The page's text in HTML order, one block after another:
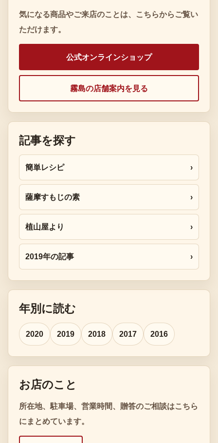
気になる商品やご来店のことは、こちらからご覧い
ただけます。
公式オンラインショップ
霧島の店舗案内を見る
記事を探す
簡単レシピ ›
薩摩すもじの素 ›
植山屋より ›
2019年の記事 ›
年別に読む
2020 2019 2018 2017 2016
お店のこと
所在地、駐車場、営業時間、贈答のご相談はこちら
にまとめています。